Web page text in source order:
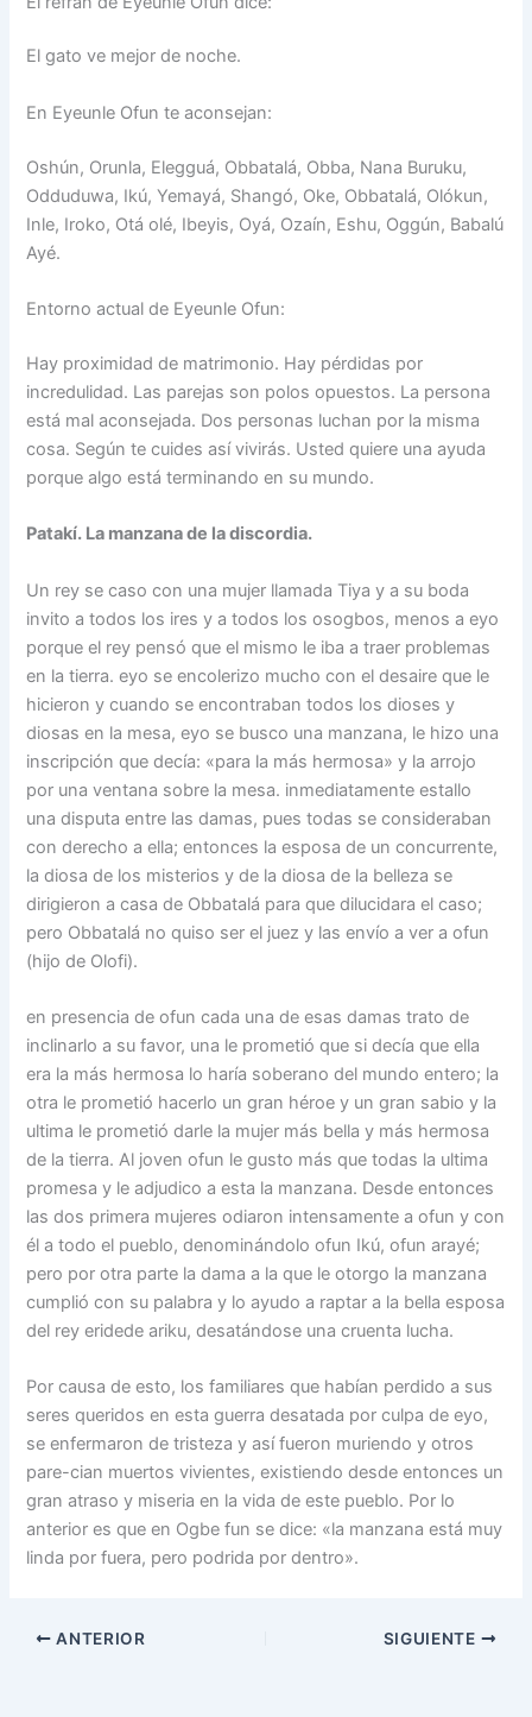
El gato ve mejor de noche.
En Eyeunle Ofun te aconsejan:
Oshún, Orunla, Elegguá, Obbatalá, Obba, Nana Buruku,
Odduduwa, Ikú, Yemayá, Shangó, Oke, Obbatalá, Olókun,
Inle, Iroko, Otá olé, Ibeyis, Oyá, Ozaín, Eshu, Oggún, Babalú
Ayé.
Entorno actual de Eyeunle Ofun:
Hay proximidad de matrimonio. Hay pérdidas por
incredulidad. Las parejas son polos opuestos. La persona
está mal aconsejada. Dos personas luchan por la misma
cosa. Según te cuides así vivirás. Usted quiere una ayuda
porque algo está terminando en su mundo.
Patakí. La manzana de la discordia.
Un rey se caso con una mujer llamada Tiya y a su boda
invito a todos los ires y a todos los osogbos, menos a eyo
porque el rey pensó que el mismo le iba a traer problemas
en la tierra. eyo se encolerizo mucho con el desaire que le
hicieron y cuando se encontraban todos los dioses y
diosas en la mesa, eyo se busco una manzana, le hizo una
inscripción que decía: «para la más hermosa» y la arrojo
por una ventana sobre la mesa. inmediatamente estallo
una disputa entre las damas, pues todas se consideraban
con derecho a ella; entonces la esposa de un concurrente,
la diosa de los misterios y de la diosa de la belleza se
dirigieron a casa de Obbatalá para que dilucidara el caso;
pero Obbatalá no quiso ser el juez y las envío a ver a ofun
(hijo de Olofi).
en presencia de ofun cada una de esas damas trato de
inclinarlo a su favor, una le prometió que si decía que ella
era la más hermosa lo haría soberano del mundo entero; la
otra le prometió hacerlo un gran héroe y un gran sabio y la
ultima le prometió darle la mujer más bella y más hermosa
de la tierra. Al joven ofun le gusto más que todas la ultima
promesa y le adjudico a esta la manzana. Desde entonces
las dos primera mujeres odiaron intensamente a ofun y con
él a todo el pueblo, denominándolo ofun Ikú, ofun arayé;
pero por otra parte la dama a la que le otorgo la manzana
cumplió con su palabra y lo ayudo a raptar a la bella esposa
del rey eridede ariku, desatándose una cruenta lucha.
Por causa de esto, los familiares que habían perdido a sus
seres queridos en esta guerra desatada por culpa de eyo,
se enfermaron de tristeza y así fueron muriendo y otros
pare-cian muertos vivientes, existiendo desde entonces un
gran atraso y miseria en la vida de este pueblo. Por lo
anterior es que en Ogbe fun se dice: «la manzana está muy
linda por fuera, pero podrida por dentro».
ANTERIOR SIGUIENTE